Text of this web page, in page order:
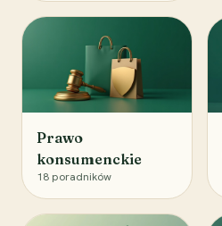
Prawo
konsumenckie
18 poradników